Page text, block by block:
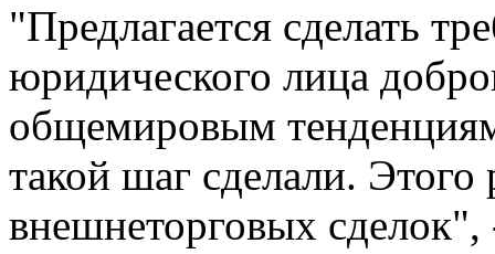
"Предлагается сделать
юридического лица
общемировым
такой шаг сделали.
внешнеторговых